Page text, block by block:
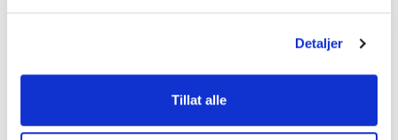
Detaljer
Tillat alle